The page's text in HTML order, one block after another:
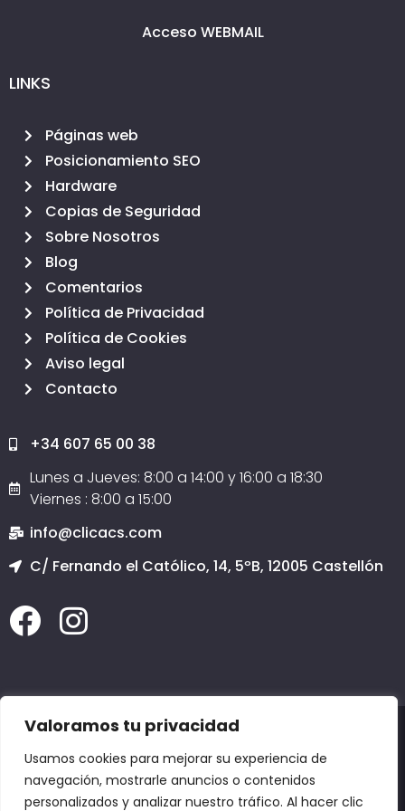
Valoramos tu privacidad
Usamos cookies para mejorar su experiencia de
navegación, mostrarle anuncios o contenidos
personalizados y analizar nuestro tráfico. Al hacer clic
Acceso WEBMAIL
LINKS
Páginas web
Posicionamiento SEO
Hardware
Copias de Seguridad
Sobre Nosotros
Blog
Comentarios
Política de Privacidad
Política de Cookies
Aviso legal
Contacto
+34 607 65 00 38
Lunes a Jueves: 8:00 a 14:00 y 16:00 a 18:30
Viernes : 8:00 a 15:00
info@clicacs.com
C/ Fernando el Católico, 14, 5ºB, 12005 Castellón
2020 © Todos los derechos reservados
SERVICIO TÉCNICO INFORMÁTICO CASTELLÓN, PÁGINAS WEB EN CASTELLÓN, COPIAS
DE SEGURIDAD EN CASTELLÓN, DOMINIOS en CASTELLÓN, EMAIL en CASTELLÓN,
POSICIONAMIENTO EN GOOGLE: Adzaneta, Albocácer,
Alcudia de Veo, Alfondeguilla, Algimia de Almonacid,Almazora,
Almenara,Alquerías del Niño Perdido,Altura,Arañuel,Ares del Maestre,
Ayódar, Azuébar, Barracas, Benafer,Benafigos, Benasal,Benicarló,
Benicasim,Benicàssim,Benlloch,Betxí,Borriol,Burriana,Cabanes,Cálig,Canet lo